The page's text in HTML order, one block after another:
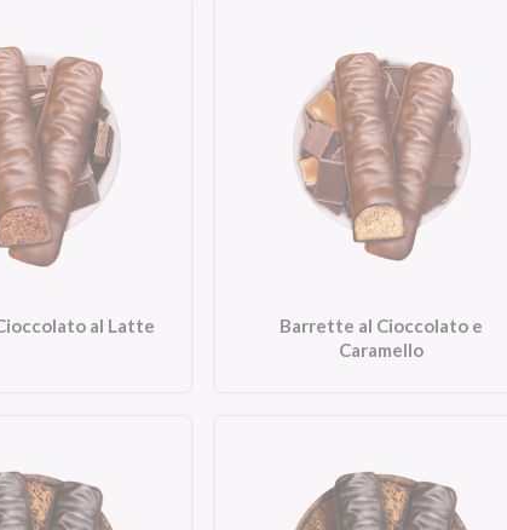
al Latte
Barrette al Cioccolato e
Caramello